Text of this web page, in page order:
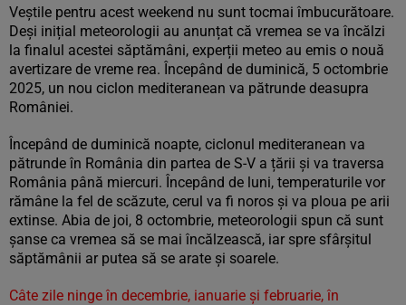
Veștile pentru acest weekend nu sunt tocmai îmbucurătoare.
Deși inițial meteorologii au anunțat că vremea se va încălzi
la finalul acestei săptămâni, experții meteo au emis o nouă
avertizare de vreme rea. Începând de duminică, 5 octombrie
2025, un nou ciclon mediteranean va pătrunde deasupra
României.
Începând de duminică noapte, ciclonul mediteranean va
pătrunde în România din partea de S-V a țării și va traversa
România până miercuri. Începând de luni, temperaturile vor
rămâne la fel de scăzute, cerul va fi noros și va ploua pe arii
extinse. Abia de joi, 8 octombrie, meteorologii spun că sunt
șanse ca vremea să se mai încălzească, iar spre sfârșitul
săptămânii ar putea să se arate și soarele.
Câte zile ninge în decembrie, ianuarie și februarie, în